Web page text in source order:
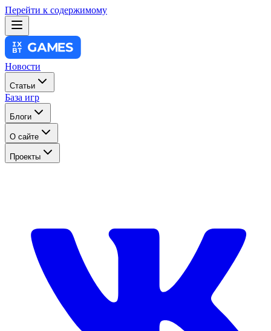
Перейти к содержимому
Новости
Статьи
База игр
Блоги
О сайте
Проекты